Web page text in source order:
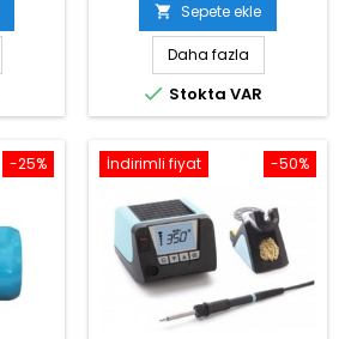
 Sepete ekle
Daha fazla
 Stokta VAR
-25% -50%
İndirimli fiyat